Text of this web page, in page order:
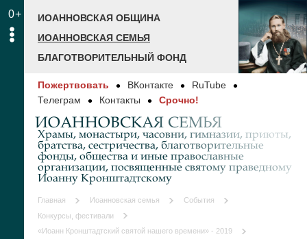
0+
ИОАННОВСКАЯ ОБЩИНА
ИОАННОВСКАЯ СЕМЬЯ
БЛАГОТВОРИТЕЛЬНЫЙ ФОНД
Пожертвовать ВКонтакте
RuTube
Телеграм
Контакты Срочно!
ИОАННОВСКАЯ СЕМЬЯ
Храмы, монастыри, часовни, гимназии, приюты,
братства, сестричества, благотворительные
фонды, общества и иные православные
организации, посвященные святому праведному
Иоанну Кронштадтскому
Главная Иоанновская семья
События
Конкурсы, фестивали
«Иоанн Кронштадтский святой нашего времени» - 2019